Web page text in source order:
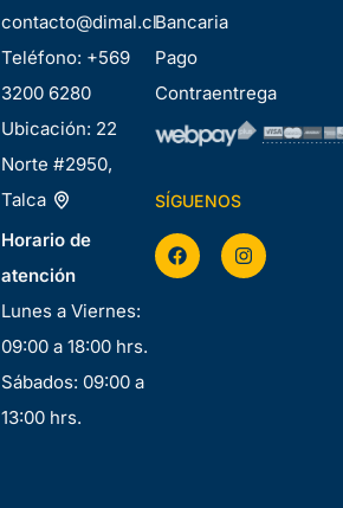
contacto@dimal.cl
Teléfono: +569
3200 6280
Ubicación: 22
Norte #2950,
Talca
Horario de
atención
Lunes a Viernes:
09:00 a 18:00 hrs.
Sábados: 09:00 a
13:00 hrs.
Bancaria
Pago
Contraentrega
SÍGUENOS